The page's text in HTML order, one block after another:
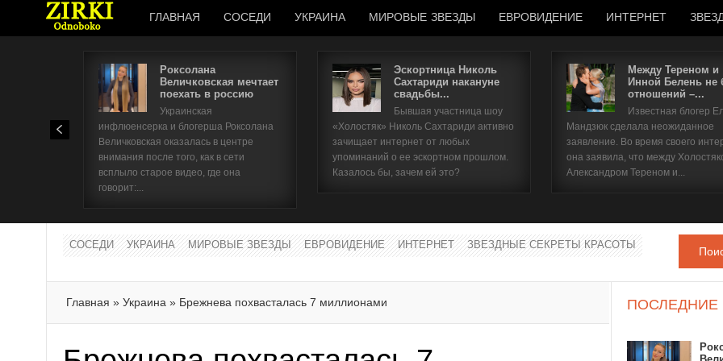
ГЛАВНАЯ СОСЕДИ УКРАИНА МИРОВЫЕ ЗВЕЗДЫ ЕВРОВИДЕНИЕ ИНТЕРНЕТ
Роксолана
Величковская мечтает
поехать в россию
Украинская
инфлюенсерка и блогерша Роксолана
Величковская оказалась в центре
внимания после того, как в сети
всплыло старое видео, где она
говорит:...
Эскортница Николь
Сахтариди накануне
свадьбы...
Бывшая участница шоу
«Холостяк» Николь Сахтариди активно
зачищает интернет от любых
упоминаний о ее эскортном прошлом.
Казалось бы, зачем ей это?
Между Тереном и
Инной Белень не
отношений –...
Известная блогер
Мандзюк сделала неожиданное
заявление. Во время своего
она заявила, что между
Александром Тереном и...
СОСЕДИ УКРАИНА МИРОВЫЕ ЗВЕЗДЫ ЕВРОВИДЕНИЕ ИНТЕРНЕТ ЗВЕЗДНЫЕ СЕКРЕТЫ КРАСОТЫ
Главная » Украина » Брежнева похвасталась 7 миллионами ПОСЛЕДНИЕ
Имя пользователя
Забыли имя пользователя?